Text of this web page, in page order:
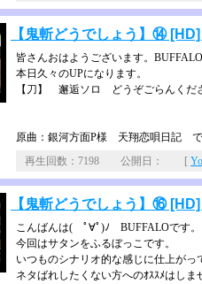
【鬼斬どうでしょう】⑭
皆さんおはようございます。
本日久々のUPになります。
【刀】 邂逅ソロ どうぞごらんくだ
原曲：銀河方面P様 天翔恋唄日記 で
再生回数：7198 公開日： [
【鬼斬どうでしょう】⑯
こんばんは( ﾟ∀ﾟ)ﾉ BUFFALOです。
今回はサタンをふるぼっこです。
いつものシナリオ的な感じに仕上がっ
ネタばれしたくない方へのｵｽｽﾒはしま